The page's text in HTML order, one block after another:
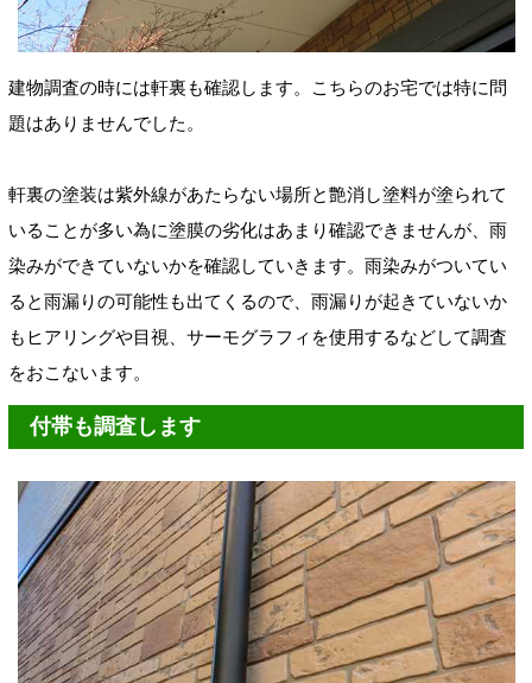
建物調査の時には軒裏も確認します。こちらのお宅では特に問
題はありませんでした。
軒裏の塗装は紫外線があたらない場所と艶消し塗料が塗られて
いることが多い為に塗膜の劣化はあまり確認できませんが、雨
染みができていないかを確認していきます。雨染みがついてい
ると雨漏りの可能性も出てくるので、雨漏りが起きていないか
もヒアリングや目視、サーモグラフィを使用するなどして調査
をおこないます。
付帯も調査します